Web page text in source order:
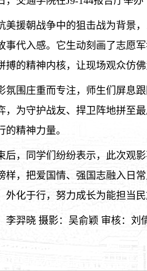
美援朝战争中的狙击战为背景
事代入感。它生动刻画了志愿
搏的精神内核，让现场观众仿
氛围庄重而专注，师生们屏息
，为守护战友、捍卫阵地拼至
的精神力量。
后，同学们纷纷表示， 此次观
样，把爱国情、强国志融入日
外化于行，努力成长为能担当
李羿晓 摄影：吴俞颖 审核：刘